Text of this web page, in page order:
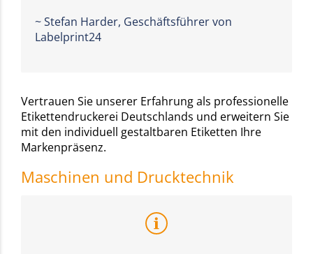
~ Stefan Harder, Geschäftsführer von
Labelprint24
Vertrauen Sie unserer Erfahrung als professionelle
Etikettendruckerei Deutschlands und erweitern Sie
mit den individuell gestaltbaren Etiketten Ihre
Markenpräsenz.
Maschinen und Drucktechnik